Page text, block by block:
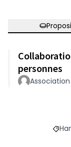
personnes